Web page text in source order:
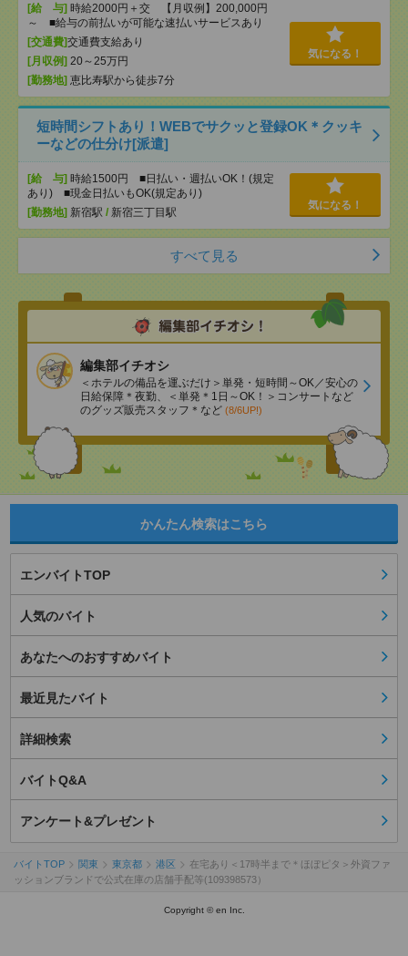
[給 与] 時給2000円＋交 【月収例】200,000円
～ ■給与の前払いが可能な速払いサービスあり
[交通費]交通費支給あり
[月収例] 20～25万円
[勤務地] 恵比寿駅から徒歩7分
気になる！
短時間シフトあり！WEBでサクッと登録OK＊クッキ
ーなどの仕分け[派遣]
[給 与] 時給1500円 ■日払い・週払いOK！(規定
あり) ■現金日払いもOK(規定あり)
[勤務地] 新宿駅 / 新宿三丁目駅
気になる！
すべて見る
編集部イチオシ
＜ホテルの備品を運ぶだけ＞単発・短時間～OK／安心の
日給保障＊夜勤、＜単発＊1日～OK！＞コンサートなど
のグッズ販売スタッフ＊など (8/6UP!)
かんたん検索はこちら
エンバイトTOP
人気のバイト
あなたへのおすすめバイト
最近見たバイト
詳細検索
バイトQ&A
アンケート&プレゼント
バイトTOP 関東 東京都 港区
在宅あり＜17時半まで＊ほぼピタ＞外資ファ
ッションブランドで公式在庫の店舗手配等(109398573）
Copyright © en Inc.